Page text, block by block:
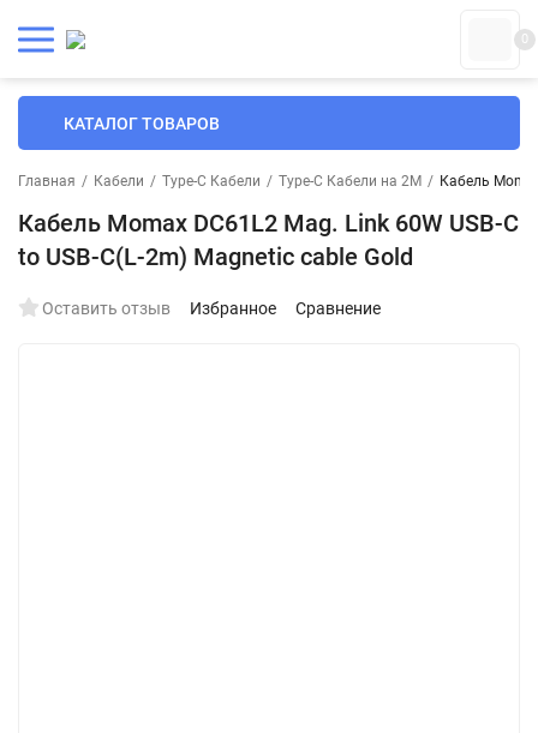
0
КАТАЛОГ ТОВАРОВ
Главная / Кабели / Type-C Кабели / Type-C Кабели на 2М / Кабель
Кабель Momax DC61L2 Mag. Link 60W USB-C
to USB-C(L-2m) Magnetic cable Gold
Оставить отзыв Избранное Сравнение